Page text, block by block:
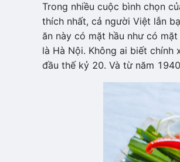
Trong nhiều cuộc bình chọn
thích nhất, cả người Việt lẫn
ăn này có mặt hầu như có
là Hà Nội. Không ai biết
đầu thế kỷ 20. Và từ năm